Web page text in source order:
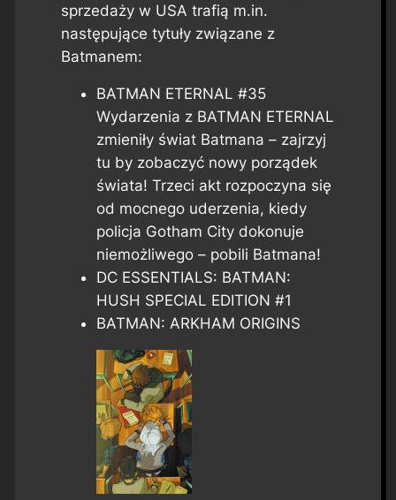
sprzedaży w USA trafią m.in.
następujące tytuły związane z
Batmanem:
BATMAN ETERNAL #35
Wydarzenia z BATMAN ETERNAL
zmieniły świat Batmana – zajrzyj
tu by zobaczyć nowy porządek
świata! Trzeci akt rozpoczyna się
od mocnego uderzenia, kiedy
policja Gotham City dokonuje
niemożliwego – pobili Batmana!
DC ESSENTIALS: BATMAN:
HUSH SPECIAL EDITION #1
BATMAN: ARKHAM ORIGINS